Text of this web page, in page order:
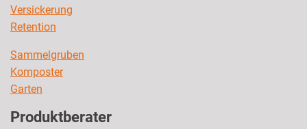
Versickerung
Retention
Sammelgruben
Komposter
Garten
Produktberater